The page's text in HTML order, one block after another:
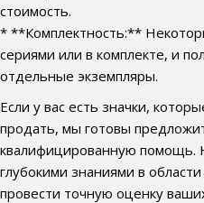
стоимость.
* **Комплектность:**
сериями или в комплекте, и
отдельные экземпляры.
Если у вас есть значки,
продать, мы готовы
квалифицированную помощь.
глубокими знаниями в
провести точную оценку